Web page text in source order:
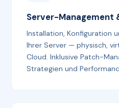
Server-Management
Installation, Konfiguration
Ihrer Server — physisch,
Cloud. Inklusive Patch-
Strategien und